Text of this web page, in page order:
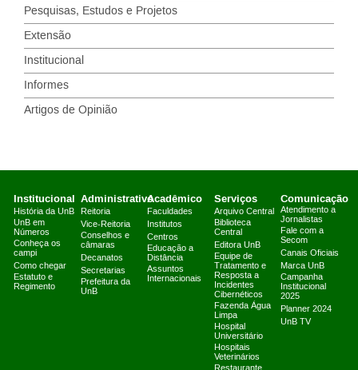
Pesquisas, Estudos e Projetos
Extensão
Institucional
Informes
Artigos de Opinião
Institucional
História da UnB
UnB em
Números
Conheça os
campi
Como chegar
Estatuto e
Regimento
Administrativo
Reitoria
Vice-Reitoria
Conselhos e
câmaras
Decanatos
Secretarias
Prefeitura da
UnB
Acadêmico
Faculdades
Institutos
Centros
Educação a
Distância
Assuntos
Internacionais
Serviços
Arquivo Central
Biblioteca
Central
Editora UnB
Equipe de
Tratamento e
Resposta a
Incidentes
Cibernéticos
Fazenda Água
Limpa
Hospital
Universitário
Hospitais
Veterinários
Comunicação
Atendimento a
Jornalistas
Fale com a
Secom
Canais Oficiais
Marca UnB
Campanha
Institucional
2025
Planner 2024
UnB TV